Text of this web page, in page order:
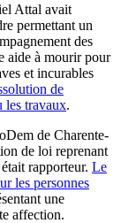
Attal avait
permettant un
des
aide à mourir pour
et incurables
de
les travaux.
de Charente-
de loi reprenant
rapporteur. Le
les personnes
une
affection.